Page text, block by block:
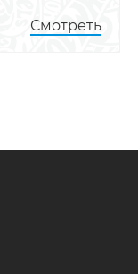
Смотреть